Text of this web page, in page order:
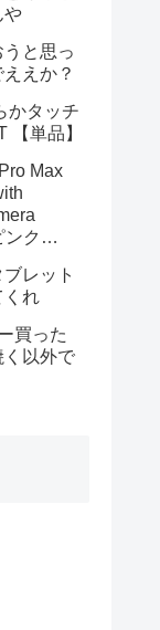
や
と思っ
えか？
かタッチ
【単品】
Max
ク
レット
くれ
買った
く以外で